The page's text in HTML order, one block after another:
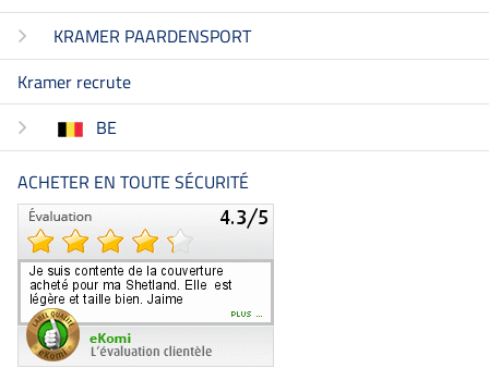
KRAMER PAARDENSPORT
Kramer recrute
BE
ACHETER EN TOUTE SÉCURITÉ